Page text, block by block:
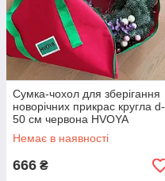
Сумка-чохол для зберігання
новорічних прикрас кругла d-
50 см червона HVOYA
Немає в наявності
666 ₴